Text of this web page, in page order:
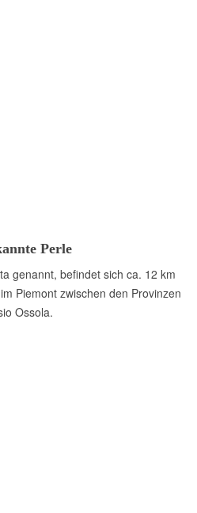
Perle
genannt, befindet sich ca. 12 km
Piemont zwischen den Provinzen
Ossola.